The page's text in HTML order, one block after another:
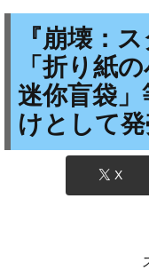
『崩壊：
「折り紙
迷你盲袋
けとして発
X